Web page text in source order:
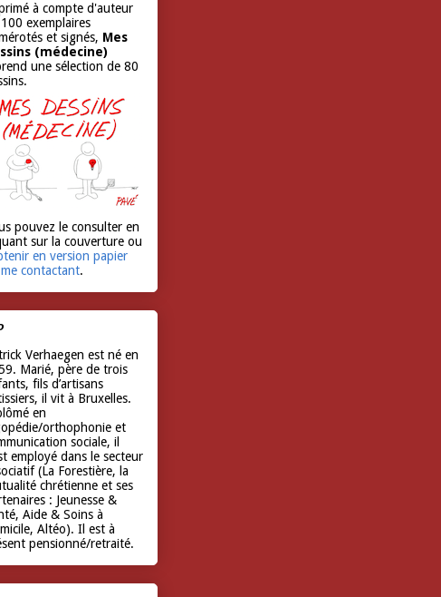
à compte d'auteur
exemplaires
et signés, Mes
(médecine)
une sélection de 80
pouvez le consulter en
sur la couverture ou
en version papier
contactant.
Verhaegen est né en
Marié, père de trois
fils d’artisans
il vit à Bruxelles.
en
orthophonie et
sociale, il
employé dans le secteur
(La Forestière, la
chrétienne et ses
: Jeunesse &
Aide & Soins à
Altéo). Il est à
pensionné/retraité.